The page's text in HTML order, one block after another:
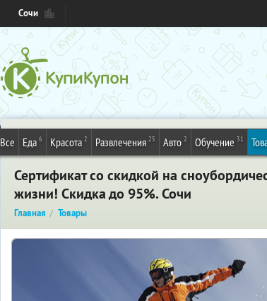
Сочи
Все Еда 6 Красота 2 Развлечения 25 Авто 2 Обучение 31
Сертификат со скидкой на
жизни! Скидка до 95%. Сочи
Главная Товары